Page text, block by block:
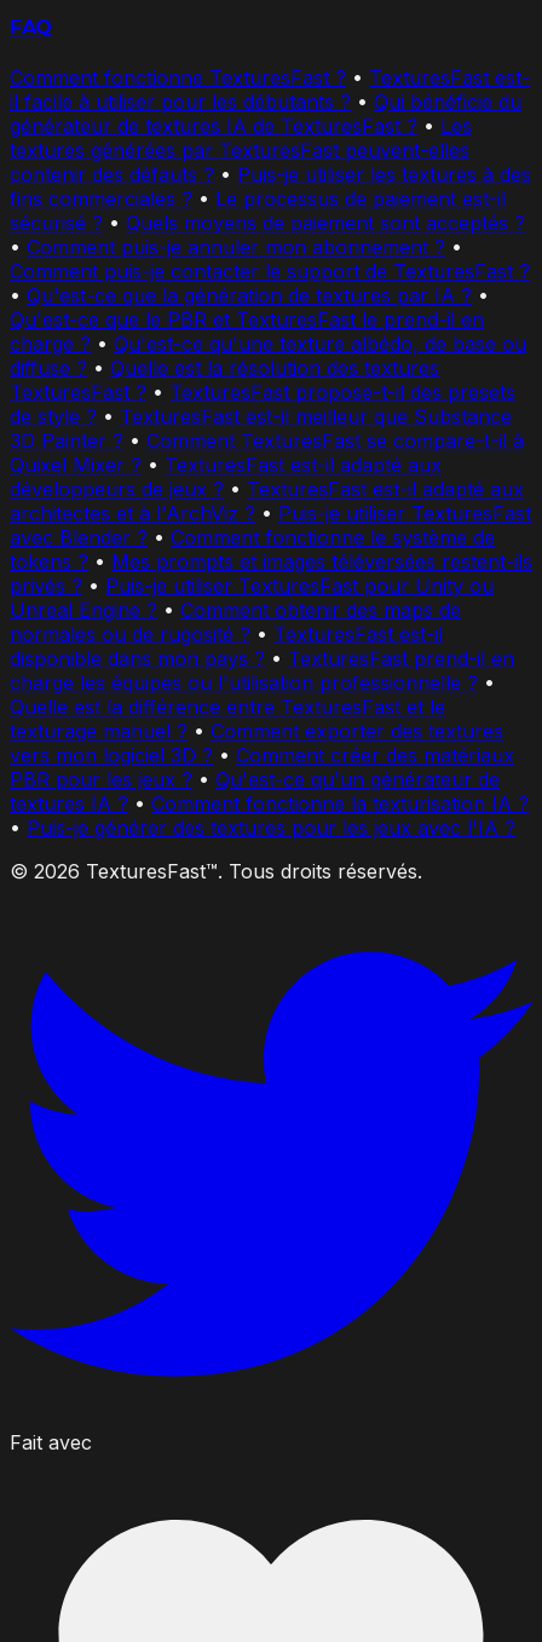
FAQ
Comment fonctionne TexturesFast ? • TexturesFast est-
il facile à utiliser pour les débutants ? • Qui bénéficie du
générateur de textures IA de TexturesFast ? • Les
textures générées par TexturesFast peuvent-elles
contenir des défauts ? • Puis-je utiliser les textures à des
fins commerciales ? • Le processus de paiement est-il
sécurisé ? • Quels moyens de paiement sont acceptés ?
• Comment puis-je annuler mon abonnement ? •
Comment puis-je contacter le support de TexturesFast ?
• Qu'est-ce que la génération de textures par IA ? •
Qu'est-ce que le PBR et TexturesFast le prend-il en
charge ? • Qu'est-ce qu'une texture albédo, de base ou
diffuse ? • Quelle est la résolution des textures
TexturesFast ? • TexturesFast propose-t-il des presets
de style ? • TexturesFast est-il meilleur que Substance
3D Painter ? • Comment TexturesFast se compare-t-il à
Quixel Mixer ? • TexturesFast est-il adapté aux
développeurs de jeux ? • TexturesFast est-il adapté aux
architectes et à l'ArchViz ? • Puis-je utiliser TexturesFast
avec Blender ? • Comment fonctionne le système de
tokens ? • Mes prompts et images téléversées restent-ils
privés ? • Puis-je utiliser TexturesFast pour Unity ou
Unreal Engine ? • Comment obtenir des maps de
normales ou de rugosité ? • TexturesFast est-il
disponible dans mon pays ? • TexturesFast prend-il en
charge les équipes ou l'utilisation professionnelle ? •
Quelle est la différence entre TexturesFast et le
texturage manuel ? • Comment exporter des textures
vers mon logiciel 3D ? • Comment créer des matériaux
PBR pour les jeux ? • Qu'est-ce qu'un générateur de
textures IA ? • Comment fonctionne la texturisation IA ?
• Puis-je générer des textures pour les jeux avec l'IA ?
© 2026 TexturesFast™. Tous droits réservés.
Fait avec